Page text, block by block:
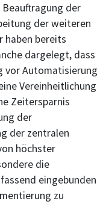
der
der weiteren
haben bereits
dargelegt, dass
vor Automatisierung
Vereinheitlichung
Zeitersparnis
der
der zentralen
höchster
die
eingebunden
zu